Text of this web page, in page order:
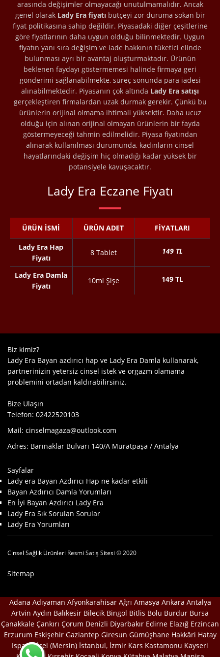
arasında değişimler olmayacağı unutulmamalıdır. Ancak
genel olarak Lady Era fiyatıbütçeyi zor duruma sokan bir
fiyat politikasına sahip değildir. Piyasadaki diğer çeşitlerine
göre fiyatlarının daha uygun olduğu bilinmektedir. Uygun
fiyatın yanı sıra değişim ve iade hakkının tüketici elinde
bulunması ayrı bir avantaj oluşturmaktadır. Ürünün
beklenen faydayı göstermemesi halinde firmaya geri
gönderimi sağlanabilmekte, süreç sonunda para iadesi
alınabilmektedir. Piyasanın çok altında Lady Era satışı
gerçekleştiren firmalardan uzak durmak gerekir. Çünkü bu
ürünlerin orijinal olmama ihtimali yüksektir. Daha ucuz
olduğu için alınan orijinal olmayan ürünlerin bir fayda
göstermeyeceği tahmin edilmelidir. Piyasa fiyatından
alınarak kullanılması durumunda, kadınların cinsel
hayatlarındaki değişim hiç olmadığı kadar yüksek bir
potansiyele kavuşacaktır.
Lady Era Eczane Fiyatı
ÜRÜN İSMI ÜRÜN ADET FIYATLARI
Lady Era Hap
Fiyatı
8 Tablet 149 TL
Lady Era Damla
Fiyatı
10ml Şişe 149 TL
Biz kimiz?
Lady Era Bayan azdırıcı hap ve Lady Era Damla kullanarak,
partnerinizin yetersiz cinsel istek ve orgazm olamama
problemini ortadan kaldırabilirsiniz.
Bize Ulaşın
Telefon: 02422520103
Mail: cinselmagaza@outlook.com
Adres: Barınaklar Bulvarı 140/A Muratpaşa / Antalya
Sayfalar
Lady era Bayan Azdırıcı Hap ne kadar etkili
Bayan Azdırıcı Damla Yorumları
En İyi Bayan Azdırıcı Lady Era
Lady Era Sık Sorulan Sorular
Lady Era Yorumları
Cinsel Sağlık Ürünleri Resmi Satış Sitesi © 2020
Sitemap
Adana Adıyaman Afyonkarahisar Ağrı Amasya Ankara Antalya
Artvin Aydın Balıkesir Bilecik Bingöl Bitlis Bolu Burdur Bursa
Çanakkale Çankırı Çorum Denizli Diyarbakır Edirne Elazığ Erzincan
Erzurum Eskişehir Gaziantep Giresun Gümüşhane Hakkâri Hatay
Isparta İçel (Mersin) İstanbul, İzmir Kars Kastamonu Kayseri